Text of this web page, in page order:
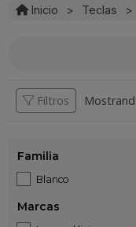
Inicio > Teclas >
Filtros
Familia
Blanco
Marcas